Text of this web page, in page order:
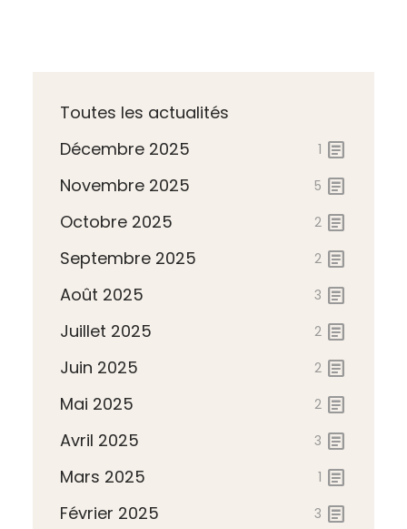
Toutes les actualités
Décembre 2025
1 article
Novembre 2025 5 article
Octobre 2025 2 article
Septembre 2025 2 article
Août 2025 3 article
Juillet 2025 2 article
Juin 2025 2 article
Mai 2025 2 article
Avril 2025 3 article
Mars 2025 1 article
Février 2025 3 article